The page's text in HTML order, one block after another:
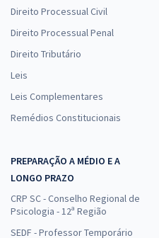
Direito Processual Civil
Direito Processual Penal
Direito Tributário
Leis
Leis Complementares
Remédios Constitucionais
PREPARAÇÃO A MÉDIO E A
LONGO PRAZO
CRP SC - Conselho Regional de
Psicologia - 12ª Região
SEDF - Professor Temporário